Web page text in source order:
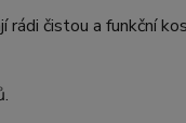
čistou a funkční